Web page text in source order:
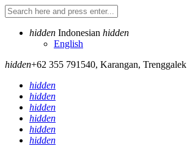
hidden Indonesian hidden
English
hidden+62 355 791540, Karangan, Trenggalek
hidden
hidden
hidden
hidden
hidden
hidden